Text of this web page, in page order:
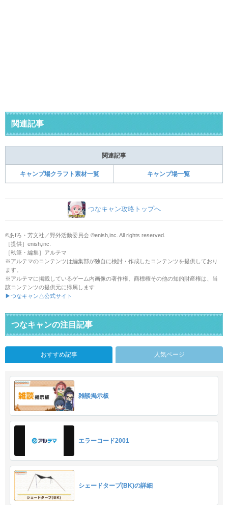
関連記事
関連記事
キャンプ場クラフト素材一覧 キャンプ場一覧
つなキャン攻略トップへ
©あfろ・芳文社／野外活動委員会 ©enish,inc. All rights reserved.
［提供］enish,inc.
［執筆・編集］アルテマ
※アルテマのコンテンツは編集部が独自に検討・作成したコンテンツを提供しており
ます。
※アルテマに掲載しているゲーム内画像の著作権、商標権その他の知的財産権は、当
該コンテンツの提供元に帰属します
▶つなキャン△公式サイト
つなキャンの注目記事
おすすめ記事 人気ページ
雑談掲示板
エラーコード2001
シェードタープ(BK)の詳細